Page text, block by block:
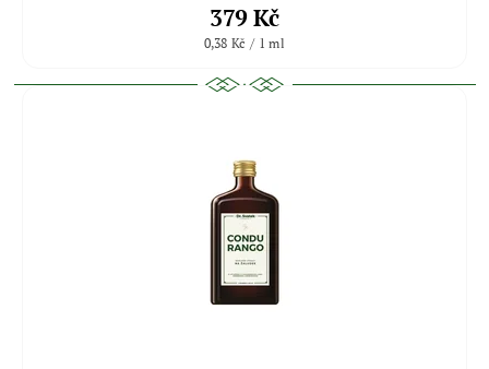
379 Kč
0,38 Kč / 1 ml